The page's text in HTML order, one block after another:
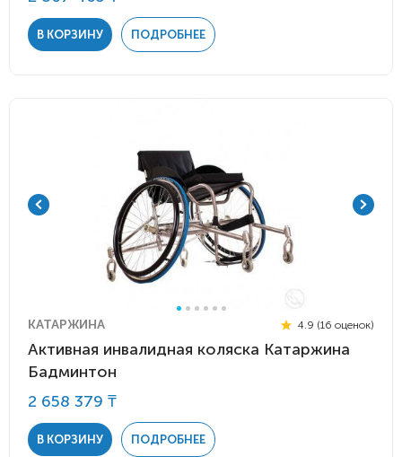
В КОРЗИНУ ПОДРОБНЕЕ
КАТАРЖИНА 4.9 (16 оценок)
Активная инвалидная коляска Катаржина
Бадминтон
2 658 379 ₸
В КОРЗИНУ ПОДРОБНЕЕ